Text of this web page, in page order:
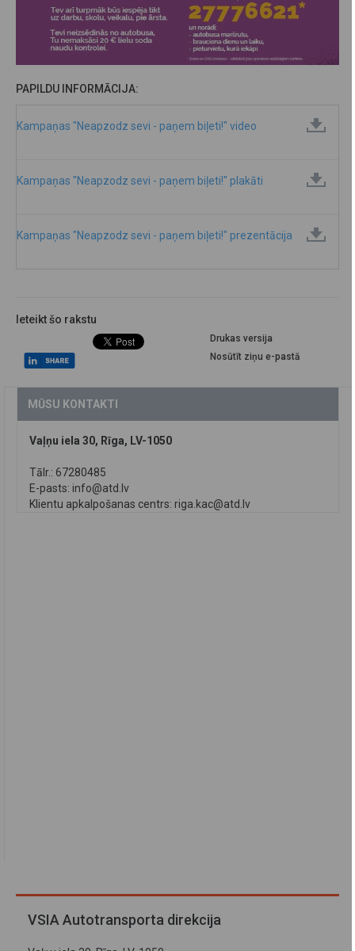
PAPILDU INFORMĀCIJA:
Kampaņas "Neapzodz sevi - paņem biļeti!" video
Kampaņas "Neapzodz sevi - paņem biļeti!" plakāti
Kampaņas "Neapzodz sevi - paņem biļeti!" prezentācija
Ieteikt šo rakstu
Drukas versija
Nosūtīt ziņu e-pastā
MŪSU KONTAKTI
Vaļņu iela 30, Rīga, LV-1050
Tālr.: 67280485
E-pasts: info@atd.lv
Klientu apkalpošanas centrs: riga.kac@atd.lv
VSIA Autotransporta direkcija